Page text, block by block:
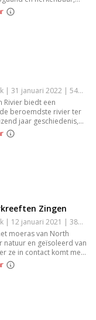
Hun uitdagingen
krachtige inzichten over
Nederlands | Paperback | 31 januari 2022 | 544 pagina's | 9789028450554
Rivier biedt een
beroemdste rivier ter
jaar geschiedenis,
tot nu. Met unieke
water op Afrika en de
Zingen
Nederlands | Paperback | 12 januari 2021 | 384 pagina's | 9789044361650
moeras van North
natuur en geïsoleerd van
ze in contact komt met
van hen dood wordt
in een